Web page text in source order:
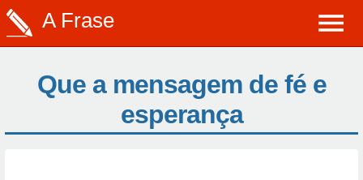
A Frase
Que a mensagem de fé e
esperança